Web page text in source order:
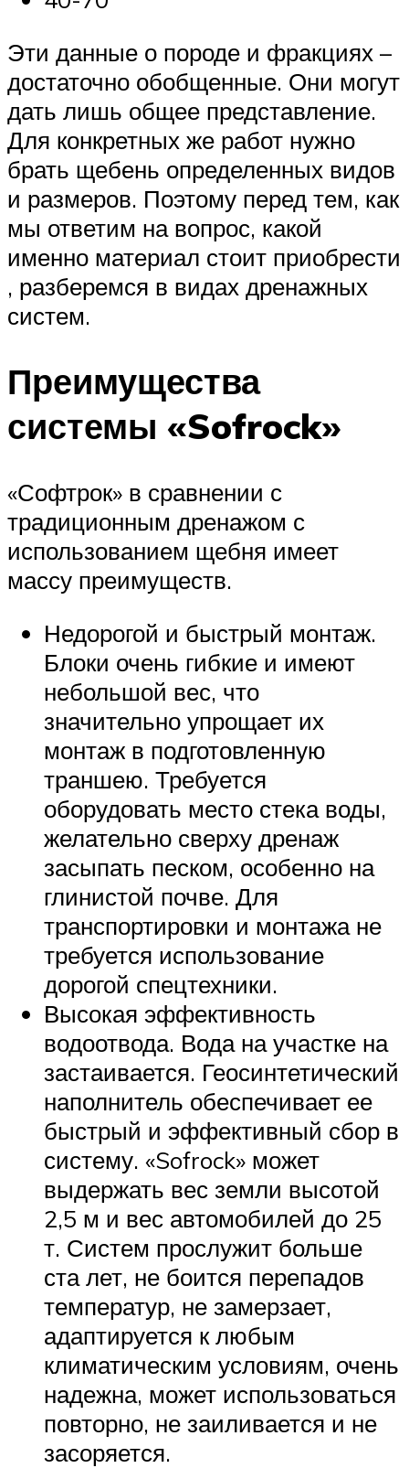
Эти данные о породе и фракциях –
достаточно обобщенные. Они могут
дать лишь общее представление.
Для конкретных же работ нужно
брать щебень определенных видов
и размеров. Поэтому перед тем, как
мы ответим на вопрос, какой
именно материал стоит приобрести
, разберемся в видах дренажных
систем.
Преимущества
системы «Sofrock»
«Софтрок» в сравнении с
традиционным дренажом с
использованием щебня имеет
массу преимуществ.
Недорогой и быстрый монтаж.
Блоки очень гибкие и имеют
небольшой вес, что
значительно упрощает их
монтаж в подготовленную
траншею. Требуется
оборудовать место стека воды,
желательно сверху дренаж
засыпать песком, особенно на
глинистой почве. Для
транспортировки и монтажа не
требуется использование
дорогой спецтехники.
Высокая эффективность
водоотвода. Вода на участке на
застаивается. Геосинтетический
наполнитель обеспечивает ее
быстрый и эффективный сбор в
систему. «Sofrock» может
выдержать вес земли высотой
2,5 м и вес автомобилей до 25
т. Систем прослужит больше
ста лет, не боится перепадов
температур, не замерзает,
адаптируется к любым
климатическим условиям, очень
надежна, может использоваться
повторно, не заиливается и не
засоряется.